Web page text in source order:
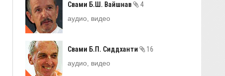
Свами Б.Ш. Вайшнав
4
аудио, видео
Свами Б.П. Сиддханти
16
аудио, видео